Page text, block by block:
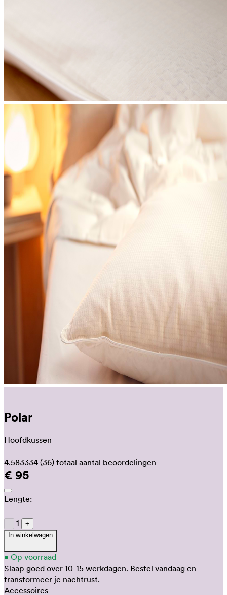
Polar
Hoofdkussen
4.583334 (36) totaal aantal beoordelingen
€ 95
Lengte:
- 1
+
In winkelwagen
• Op voorraad
Slaap goed over 10-15 werkdagen. Bestel vandaag en
transformeer je nachtrust.
Accessoires